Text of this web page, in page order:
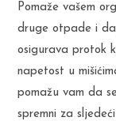
Pomaže vašem
druge otpade i da
osigurava protok
napetost u
pomažu vam da
spremni za